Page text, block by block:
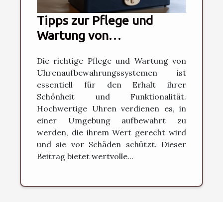
Tipps zur Pflege und
Wartung von
Uhrenaufbewahrungen
Die richtige Pflege und Wartung von
Uhrenaufbewahrungssystemen ist
essentiell für den Erhalt ihrer
Schönheit und Funktionalität.
Hochwertige Uhren verdienen es, in
einer Umgebung aufbewahrt zu
werden, die ihrem Wert gerecht wird
und sie vor Schäden schützt. Dieser
Beitrag bietet wertvolle...